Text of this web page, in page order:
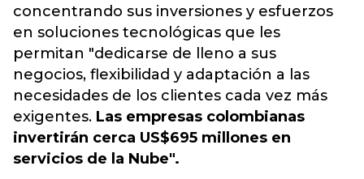
concentrando sus inversiones y esfuerzos
en soluciones tecnológicas que les
permitan "dedicarse de lleno a sus
negocios, flexibilidad y adaptación a las
necesidades de los clientes cada vez más
exigentes. Las empresas colombianas
invertirán cerca US$695 millones en
servicios de la Nube".